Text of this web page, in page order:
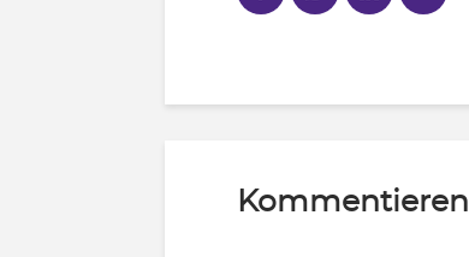
Kommentieren